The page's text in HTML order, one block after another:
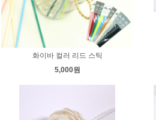
화이바 컬러 리드 스틱
5,000원